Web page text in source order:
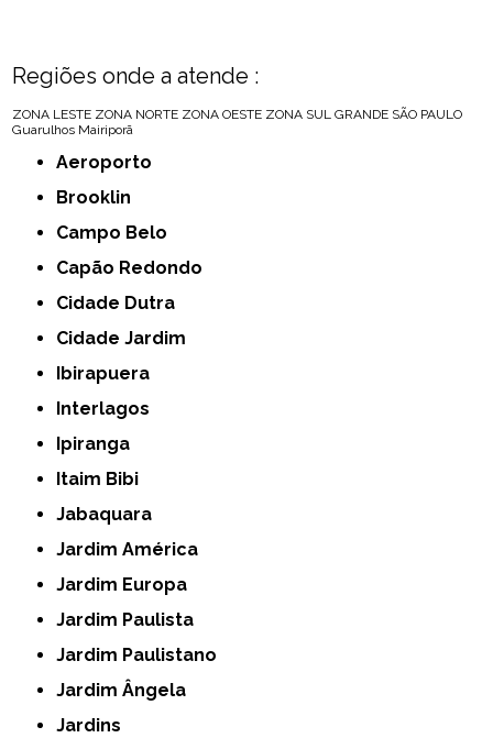
Regiões onde a atende :
ZONA LESTE ZONA NORTE ZONA OESTE ZONA SUL GRANDE SÃO PAULO
Guarulhos Mairiporã
Aeroporto
Brooklin
Campo Belo
Capão Redondo
Cidade Dutra
Cidade Jardim
Ibirapuera
Interlagos
Ipiranga
Itaim Bibi
Jabaquara
Jardim América
Jardim Europa
Jardim Paulista
Jardim Paulistano
Jardim Ângela
Jardins